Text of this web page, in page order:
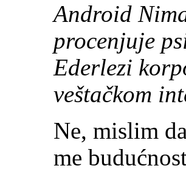
Android
procenjuje
Ederlezi
veštačkom
Ne, mislim
me